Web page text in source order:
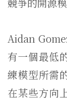
Aidan
有一個最低
練模型所需
在某些方向